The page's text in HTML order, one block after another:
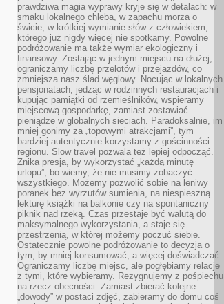
prawdziwa magia wyprawy kryje się w detalach: w
smaku lokalnego chleba, w zapachu morza o
świcie, w krótkiej wymianie słów z człowiekiem,
którego już nigdy więcej nie spotkamy. Powolne
podróżowanie ma także wymiar ekologiczny i
finansowy. Zostając w jednym miejscu na dłużej,
ograniczamy liczbę przelotów i przejazdów, co
zmniejsza nasz ślad węglowy. Nocując w lokalnych
pensjonatach, jedząc w rodzinnych restauracjach i
kupując pamiątki od rzemieślników, wspieramy
miejscową gospodarkę, zamiast zostawiać
pieniądze w globalnych sieciach. Paradoksalnie, im
mniej gonimy za „topowymi atrakcjami”, tym
bardziej autentycznie korzystamy z gościnności
regionu. Slow travel pozwala też lepiej odpocząć.
Znika presja, by wykorzystać „każdą minutę
urlopu”, bo wiemy, że nie musimy zobaczyć
wszystkiego. Możemy pozwolić sobie na leniwy
poranek bez wyrzutów sumienia, na niespieszną
lekturę książki na balkonie czy na spontaniczny
piknik nad rzeką. Czas przestaje być walutą do
maksymalnego wykorzystania, a staje się
przestrzenią, w której możemy poczuć siebie.
Ostatecznie powolne podróżowanie to decyzja o
tym, by mniej konsumować, a więcej doświadczać.
Ograniczamy liczbę miejsc, ale pogłębiamy relacje
z tymi, które wybieramy. Rezygnujemy z pośpiechu
na rzecz obecności. Zamiast zbierać kolejne
„dowody” w postaci zdjęć, zabieramy do domu coś